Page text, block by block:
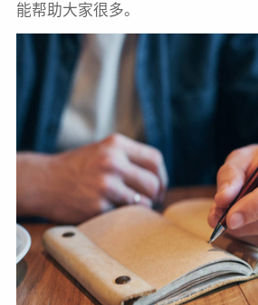
能帮助大家很多。